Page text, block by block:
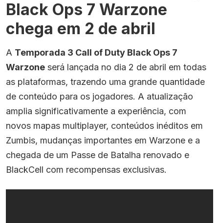
Black Ops 7 Warzone
chega em 2 de abril
A Temporada 3 Call of Duty Black Ops 7
Warzone será lançada no dia 2 de abril em todas
as plataformas, trazendo uma grande quantidade
de conteúdo para os jogadores. A atualização
amplia significativamente a experiência, com
novos mapas multiplayer, conteúdos inéditos em
Zumbis, mudanças importantes em Warzone e a
chegada de um Passe de Batalha renovado e
BlackCell com recompensas exclusivas.